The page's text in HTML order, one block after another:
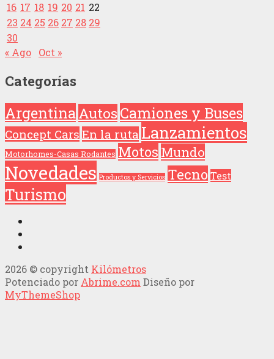
16 17 18 19 20 21 22
23 24 25 26 27 28 29
30
« Ago
Oct »
Categorías
ArgentinaAutosCamiones y Buses
Concept Cars En la ruta Lanzamientos
Motorhomes-Casas Rodantes Motos Mundo
Novedades Productos y Servicios Tecno Test
Turismo
2026 © copyright Kilómetros
Potenciado por Abrime.com Diseño por
MyThemeShop